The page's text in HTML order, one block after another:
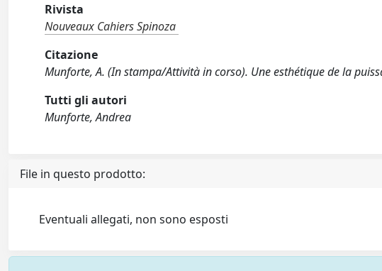
Rivista
Nouveaux Cahiers Spinoza
Citazione
Munforte, A. (In stampa/Attività in corso). Une esthétique de la
Tutti gli autori
Munforte, Andrea
File in questo prodotto:
Eventuali allegati, non sono esposti